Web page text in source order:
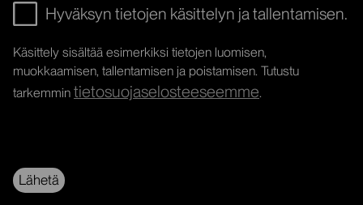
Hyväksyn tietojen käsittelyn ja tallentamisen.
Käsittely sisältää esimerkiksi tietojen luomisen,
muokkaamisen, tallentamisen ja poistamisen. Tutustu
tarkemmin tietosuojaselosteeseemme.